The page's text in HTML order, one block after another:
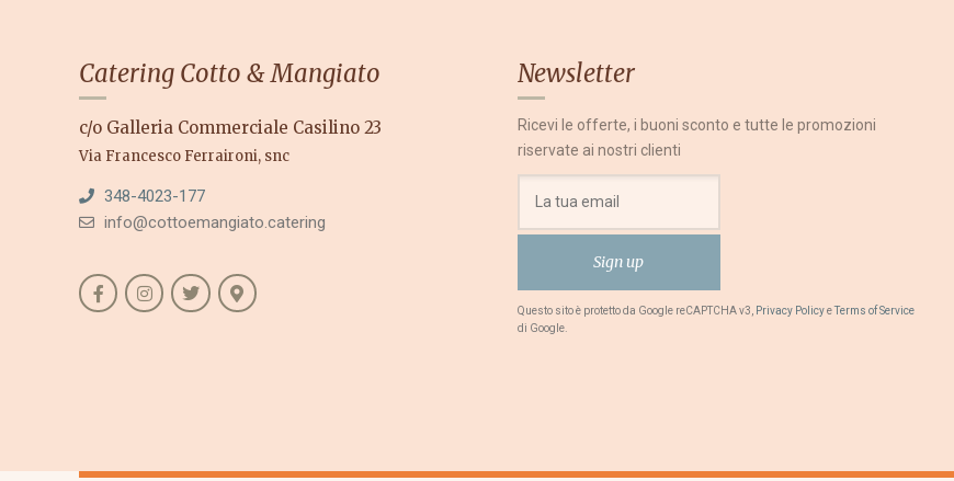
Catering Cotto & Mangiato
c/o Galleria Commerciale Casilino 23
Via Francesco Ferraironi, snc
348-4023-177
info@cottoemangiato.catering
Newsletter
Ricevi le offerte, i buoni sconto e tutte le promozioni
riservate ai nostri clienti
Questo sito è protetto da Google reCAPTCHA v3, Privacy PolicyeTerms of Service
di Google.